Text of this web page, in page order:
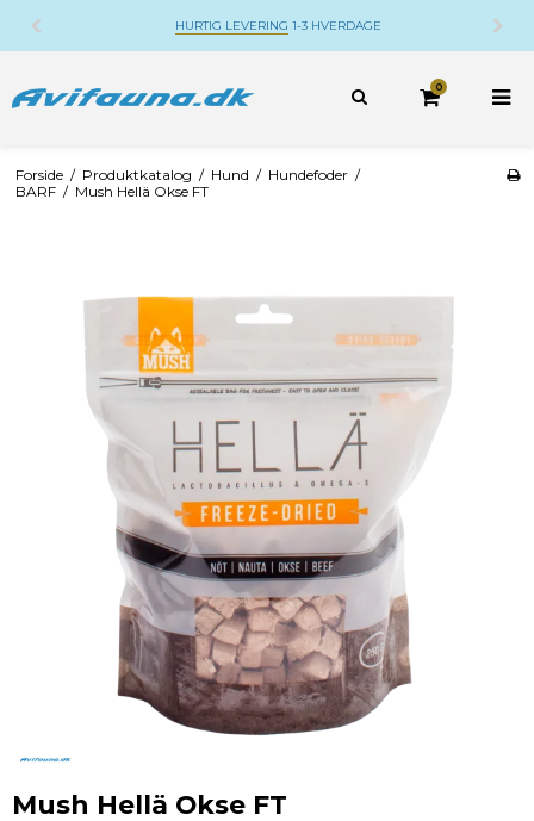
HURTIG LEVERING 1-3 HVERDAGE
0
Forside / Produktkatalog / Hund / Hundefoder /
BARF / Mush Hellä Okse FT
Mush Hellä Okse FT